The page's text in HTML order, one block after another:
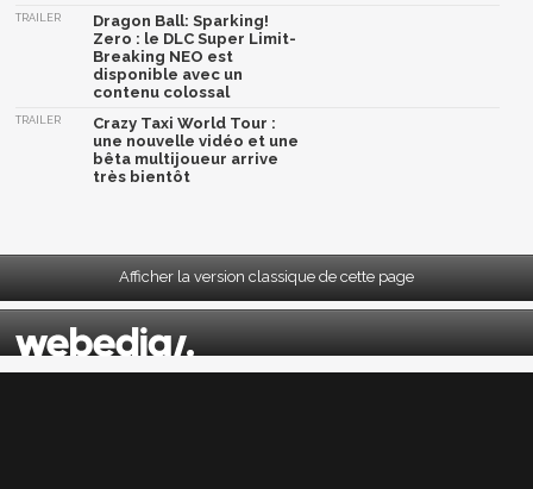
TRAILER
Dragon Ball: Sparking!
Zero : le DLC Super Limit-
Breaking NEO est
disponible avec un
contenu colossal
TRAILER
Crazy Taxi World Tour :
une nouvelle vidéo et une
bêta multijoueur arrive
très bientôt
Afficher la version classique de cette page